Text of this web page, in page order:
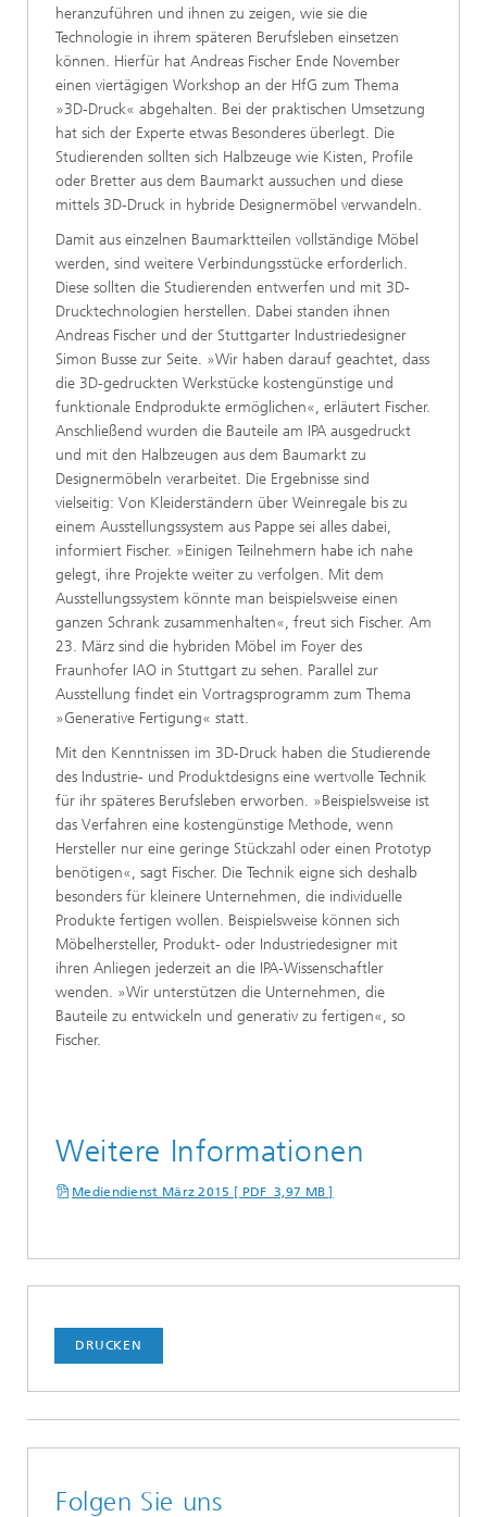
heranzuführen und ihnen zu zeigen, wie sie die
Technologie in ihrem späteren Berufsleben einsetzen
können. Hierfür hat Andreas Fischer Ende November
einen viertägigen Workshop an der HfG zum Thema
»3D-Druck« abgehalten. Bei der praktischen Umsetzung
hat sich der Experte etwas Besonderes überlegt. Die
Studierenden sollten sich Halbzeuge wie Kisten, Profile
oder Bretter aus dem Baumarkt aussuchen und diese
mittels 3D-Druck in hybride Designermöbel verwandeln.
Damit aus einzelnen Baumarktteilen vollständige Möbel
werden, sind weitere Verbindungsstücke erforderlich.
Diese sollten die Studierenden entwerfen und mit 3D-
Drucktechnologien herstellen. Dabei standen ihnen
Andreas Fischer und der Stuttgarter Industriedesigner
Simon Busse zur Seite. »Wir haben darauf geachtet, dass
die 3D-gedruckten Werkstücke kostengünstige und
funktionale Endprodukte ermöglichen«, erläutert Fischer.
Anschließend wurden die Bauteile am IPA ausgedruckt
und mit den Halbzeugen aus dem Baumarkt zu
Designermöbeln verarbeitet. Die Ergebnisse sind
vielseitig: Von Kleiderständern über Weinregale bis zu
einem Ausstellungssystem aus Pappe sei alles dabei,
informiert Fischer. »Einigen Teilnehmern habe ich nahe
gelegt, ihre Projekte weiter zu verfolgen. Mit dem
Ausstellungssystem könnte man beispielsweise einen
ganzen Schrank zusammenhalten«, freut sich Fischer. Am
23. März sind die hybriden Möbel im Foyer des
Fraunhofer IAO in Stuttgart zu sehen. Parallel zur
Ausstellung findet ein Vortragsprogramm zum Thema
»Generative Fertigung« statt.
Mit den Kenntnissen im 3D-Druck haben die Studierende
des Industrie- und Produktdesigns eine wertvolle Technik
für ihr späteres Berufsleben erworben. »Beispielsweise ist
das Verfahren eine kostengünstige Methode, wenn
Hersteller nur eine geringe Stückzahl oder einen Prototyp
benötigen«, sagt Fischer. Die Technik eigne sich deshalb
besonders für kleinere Unternehmen, die individuelle
Produkte fertigen wollen. Beispielsweise können sich
Möbelhersteller, Produkt- oder Industriedesigner mit
ihren Anliegen jederzeit an die IPA-Wissenschaftler
wenden. »Wir unterstützen die Unternehmen, die
Bauteile zu entwickeln und generativ zu fertigen«, so
Fischer.
Weitere Informationen
Mediendienst März 2015 [ PDF 3,97 MB ]
DRUCKEN
Folgen Sie uns